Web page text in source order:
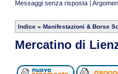
Messaggi senza risposta |
Indice » Manifestazioni & Borse
Mercatino di